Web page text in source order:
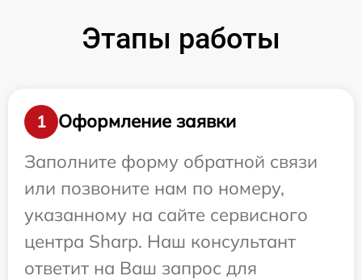
Этапы работы
1
Оформление заявки
Заполните форму обратной связи
или позвоните нам по номеру,
указанному на сайте сервисного
центра Sharp. Наш консультант
ответит на Ваш запрос для